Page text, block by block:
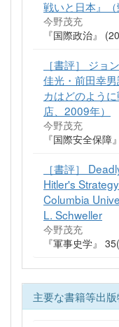
戦いと日本』
今野茂充
『国際政治』
［書評］ ジョ
佳光・前田幸
カはどのよう
店、2009年）
今野茂充
『国際安全保
［書評］
Hitler's
Columbia
L. Schweller
今野茂充
『軍事史学』
主要な書籍等出版